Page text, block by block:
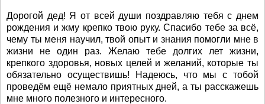
Дорогой дед! Я от всей души поздравляю тебя с днем
рождения и жму крепко твою руку. Спасибо тебе за всё,
чему ты меня научил, твой опыт и знания помогли мне в
жизни не один раз. Желаю тебе долгих лет жизни,
крепкого здоровья, новых целей и желаний, которые ты
обязательно осуществишь! Надеюсь, что мы с тобой
проведём ещё немало приятных дней, а ты расскажешь
мне много полезного и интересного.